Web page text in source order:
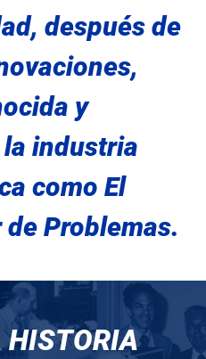
después de
y
industria
como El
Problemas.
HISTORIA